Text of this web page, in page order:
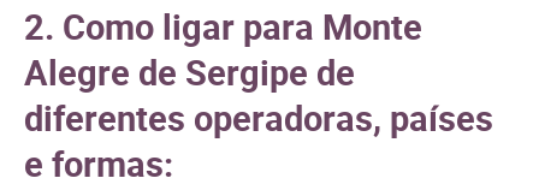
2. Como ligar para Monte
Alegre de Sergipe de
diferentes operadoras, países
e formas: